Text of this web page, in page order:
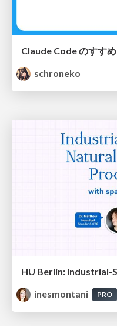
Claude Code のすすめ
schroneko
inesmontani
PRO